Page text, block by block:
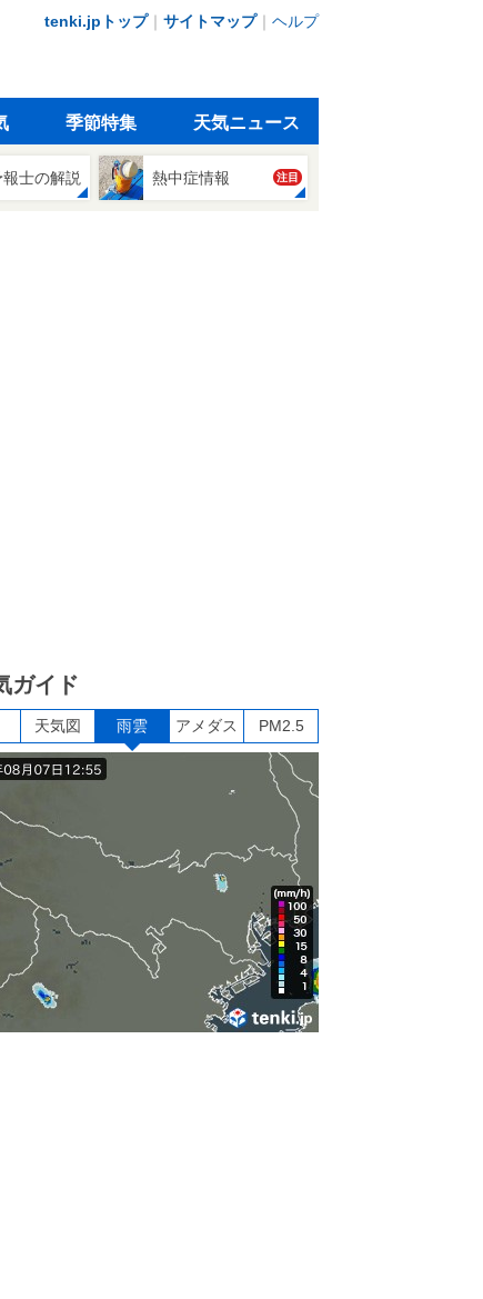
tenki.jpトップ｜ サイトマップ｜ ヘルプ
季節特集 天気ニュース
士の解説 熱中症情報 注目
ガイド
天気図 雨雲 アメダス PM2.5